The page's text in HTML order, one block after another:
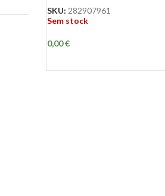
SKU: 282907961
Sem stock
0,00€